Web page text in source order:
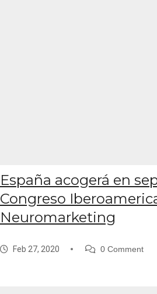
España acogerá en
Congreso
Neuromarketing
Feb 27, 2020 0 Comment